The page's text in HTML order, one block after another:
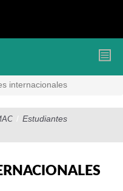
internacionales
/ Estudiantes